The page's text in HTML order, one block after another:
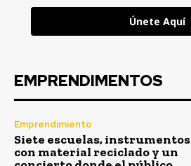
Únete Aquí
EMPRENDIMENTOS
Emprendimiento
Siete escuelas, instrumentos
con material reciclado y un